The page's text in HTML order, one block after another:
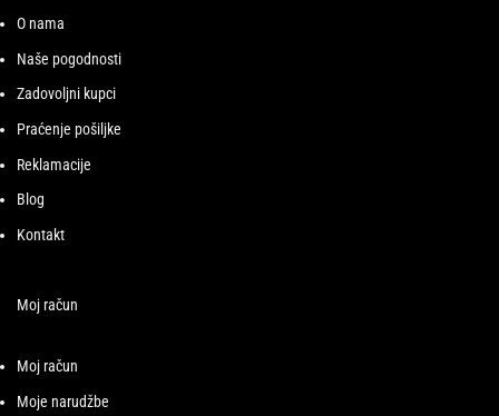
O nama
Naše pogodnosti
Zadovoljni kupci
Praćenje pošiljke
Reklamacije
Blog
Kontakt
Moj račun
Moj račun
Moje narudžbe